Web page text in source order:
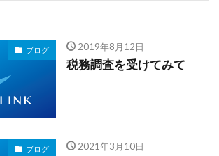
ブログ 2019年8月12日
税務調査を受けてみて
ブログ 2021年3月10日